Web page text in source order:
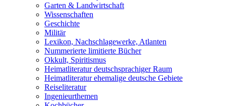
Garten & Landwirtschaft
Wissenschaften
Geschichte
Militär
Lexikon, Nachschlagewerke, Atlanten
Nummerierte limitierte Bücher
Okkult, Spiritismus
Heimatliteratur deutschsprachiger Raum
Heimatliteratur ehemalige deutsche Gebiete
Reiseliteratur
Ingenieurthemen